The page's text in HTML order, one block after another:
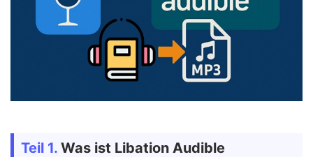
Teil 1. Was ist Libation Audible